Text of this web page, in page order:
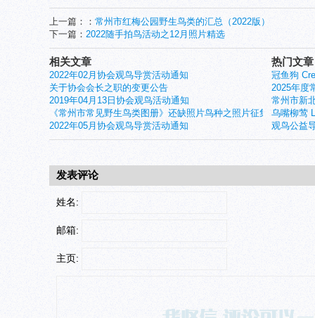
上一篇：： 常州市红梅公园野生鸟类的汇总（2022版）
下一篇： 2022随手拍鸟活动之12月照片精选
热门文章
冠鱼狗
2025年度
常州市新
乌嘴柳莺
观鸟公益
相关文章
2022年02月协会观鸟导赏活动通知
关于协会会长之职的变更公告
2019年04月13日协会观鸟活动通知
《常州市常见野生鸟类图册》还缺照片鸟种之照片征集启事
2022年05月协会观鸟导赏活动通知
发表评论
姓名:
邮箱:
主页: